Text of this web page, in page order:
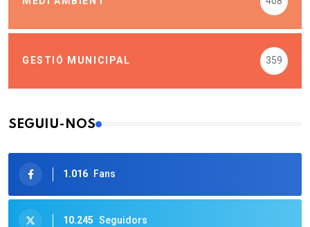
GESTIÓ MUNICIPAL 359
SEGUIU-NOS
1.016 Fans
10.245 Seguidors